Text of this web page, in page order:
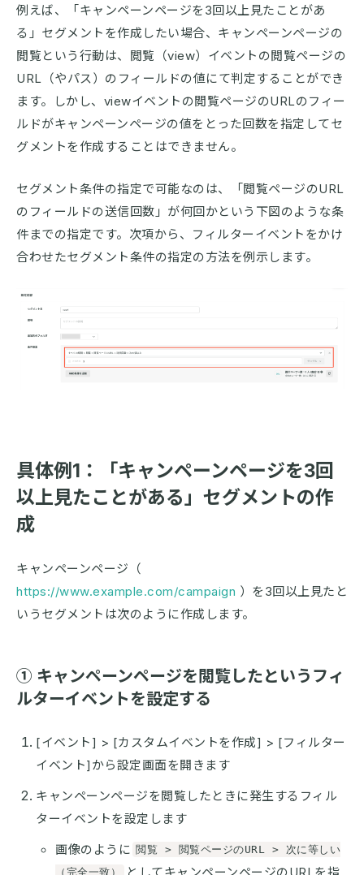
例えば、「キャンペーンページを3回以上見たことがあ
る」セグメントを作成したい場合、キャンペーンページの
閲覧という行動は、閲覧（view）イベントの閲覧ページの
URL（やパス）のフィールドの値にて判定することができ
ます。しかし、viewイベントの閲覧ページのURLのフィー
ルドがキャンペーンページの値をとった回数を指定してセ
グメントを作成することはできません。
セグメント条件の指定で可能なのは、「閲覧ページのURL
のフィールドの送信回数」が何回かという下図のような条
件までの指定です。次項から、フィルターイベントをかけ
合わせたセグメント条件の指定の方法を例示します。
具体例1：「キャンペーンページを3回
以上見たことがある」セグメントの作
成
キャンペーンページ（
https://www.example.com/campaign ）を3回以上見たと
いうセグメントは次のように作成します。
① キャンペーンページを閲覧したというフィ
ルターイベントを設定する
[イベント] > [カスタムイベントを作成] > [フィルター
イベント]から設定画面を開きます
キャンペーンページを閲覧したときに発生するフィル
ターイベントを設定します
画像のように 閲覧 > 閲覧ページのURL > 次に等しい
（完全一致）